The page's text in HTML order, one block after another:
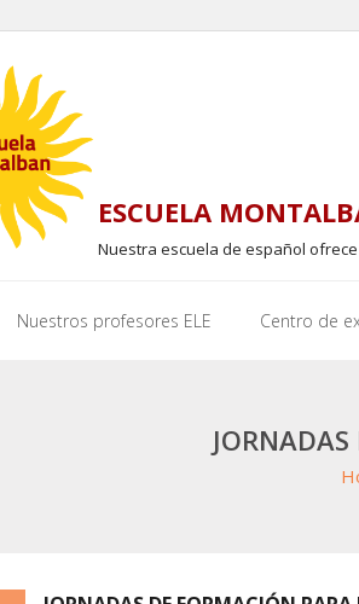
ESCUELA
Nuestra escuela de español
Nuestros profesores ELE Centro de